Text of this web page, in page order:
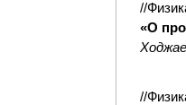
//
«О
//